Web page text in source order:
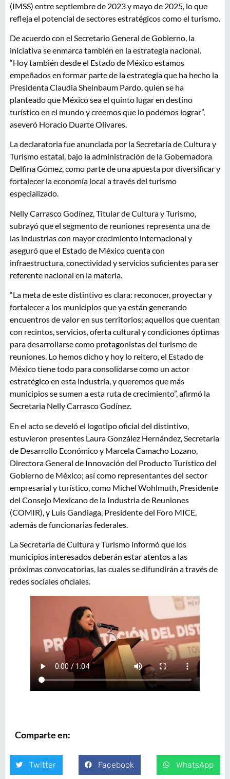
(IMSS) entre septiembre de 2023 y mayo de 2025, lo que
refleja el potencial de sectores estratégicos como el turismo.
De acuerdo con el Secretario General de Gobierno, la
iniciativa se enmarca también en la estrategia nacional.
“Hoy también desde el Estado de México estamos
empeñados en formar parte de la estrategia que ha hecho la
Presidenta Claudia Sheinbaum Pardo, quien se ha
planteado que México sea el quinto lugar en destino
turístico en el mundo y creemos que lo podemos lograr”,
aseveró Horacio Duarte Olivares.
La declaratoria fue anunciada por la Secretaría de Cultura y
Turismo estatal, bajo la administración de la Gobernadora
Delfina Gómez, como parte de una apuesta por diversificar y
fortalecer la economía local a través del turismo
especializado.
Nelly Carrasco Godínez, Titular de Cultura y Turismo,
subrayó que el segmento de reuniones representa una de
las industrias con mayor crecimiento internacional y
aseguró que el Estado de México cuenta con
infraestructura, conectividad y servicios suficientes para ser
referente nacional en la materia.
“La meta de este distintivo es clara: reconocer, proyectar y
fortalecer a los municipios que ya están generando
encuentros de valor en sus territorios; aquellos que cuentan
con recintos, servicios, oferta cultural y condiciones óptimas
para desarrollarse como protagonistas del turismo de
reuniones. Lo hemos dicho y hoy lo reitero, el Estado de
México tiene todo para consolidarse como un actor
estratégico en esta industria, y queremos que más
municipios se sumen a esta ruta de crecimiento”, afirmó la
Secretaria Nelly Carrasco Godínez.
En el acto se develó el logotipo oficial del distintivo,
estuvieron presentes Laura González Hernández, Secretaria
de Desarrollo Económico y Marcela Camacho Lozano,
Directora General de Innovación del Producto Turístico del
Gobierno de México; así como representantes del sector
empresarial y turístico, como Michel Wohlmuth, Presidente
del Consejo Mexicano de la Industria de Reuniones
(COMIR), y Luis Gandiaga, Presidente del Foro MICE,
además de funcionarias federales.
La Secretaría de Cultura y Turismo informó que los
municipios interesados deberán estar atentos a las
próximas convocatorias, las cuales se difundirán a través de
redes sociales oficiales.
Comparte en:
Twitter Facebook WhatsApp